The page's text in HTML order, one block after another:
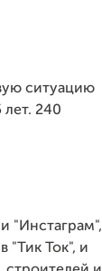
ситуацию
240
"Инстаграм",
"Тик Ток", и